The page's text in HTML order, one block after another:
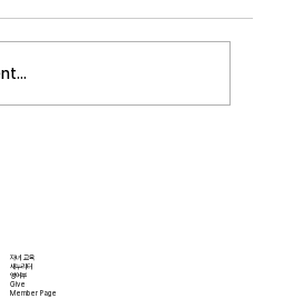
. • 가정교회 평신도 세미나 등록
가 어스틴 늘푸른교회에서 9월 25
까지 있습니다. 등록마감은 8월 7일
자녀 교육
새누리터
영어부
Give
Member Page